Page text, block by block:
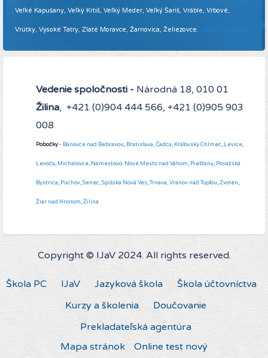
Veľké Kapušany, Veľký Krtíš, Veľký Meder, Veľký Šariš, Vráble, Vrbové,
Vrútky, Vysoké Tatry, Zlaté Moravce, Žarnovica, Želiezovce. Viac informácií ...
Vedenie spoločnosti - Národná 18, 010 01
Žilina, +421 (0)904 444 566, +421 (0)905 903
008
Pobočky- Bánovce nad Bebravou, Bratislava,Čadca, Kráľovský Chlmec, Levice,
Levoča, Michalovce, Námestovo. Nové Mesto nad Váhom, Piešťany, Považská
Bystrica, Púchov,Senec,Spišská Nová Ves,Trnava,Vranov nad Topľou,Zvolen,
Žiar nad Hronom,Žilina
Copyright © IJaV 2024. All rights reserved.
Škola PC IJaV Jazyková škola
Škola účtovníctva
Kurzy a školenia
Doučovanie
Prekladateľská agentúra
Mapa stránok
Online test nový